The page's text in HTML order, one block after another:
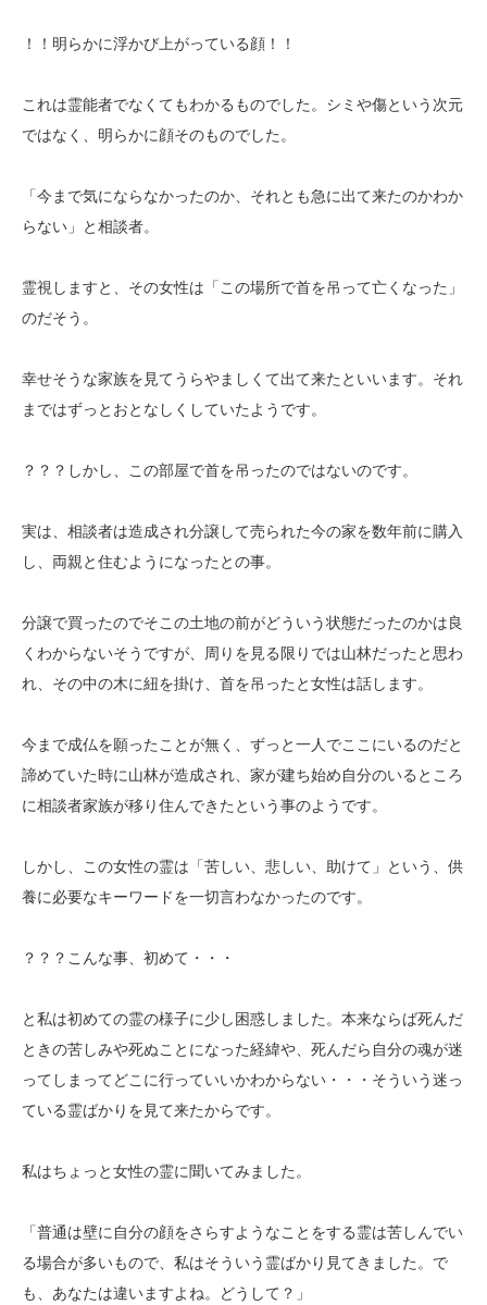
！！明らかに浮かび上がっている顔！！
これは霊能者でなくてもわかるものでした。シミや傷という次元
ではなく、明らかに顔そのものでした。
「今まで気にならなかったのか、それとも急に出て来たのかわか
らない」と相談者。
霊視しますと、その女性は「この場所で首を吊って亡くなった」
のだそう。
幸せそうな家族を見てうらやましくて出て来たといいます。それ
まではずっとおとなしくしていたようです。
？？？しかし、この部屋で首を吊ったのではないのです。
実は、相談者は造成され分譲して売られた今の家を数年前に購入
し、両親と住むようになったとの事。
分譲で買ったのでそこの土地の前がどういう状態だったのかは良
くわからないそうですが、周りを見る限りでは山林だったと思わ
れ、その中の木に紐を掛け、首を吊ったと女性は話します。
今まで成仏を願ったことが無く、ずっと一人でここにいるのだと
諦めていた時に山林が造成され、家が建ち始め自分のいるところ
に相談者家族が移り住んできたという事のようです。
しかし、この女性の霊は「苦しい、悲しい、助けて」という、供
養に必要なキーワードを一切言わなかったのです。
？？？こんな事、初めて・・・
と私は初めての霊の様子に少し困惑しました。本来ならば死んだ
ときの苦しみや死ぬことになった経緯や、死んだら自分の魂が迷
ってしまってどこに行っていいかわからない・・・そういう迷っ
ている霊ばかりを見て来たからです。
私はちょっと女性の霊に聞いてみました。
「普通は壁に自分の顔をさらすようなことをする霊は苦しんでい
る場合が多いもので、私はそういう霊ばかり見てきました。で
も、あなたは違いますよね。どうして？」